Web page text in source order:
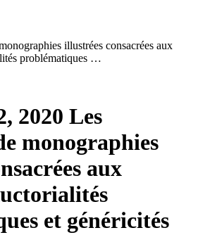
illustrées consacrées aux
problématiques …
2020 Les
monographies
aux
et généricités